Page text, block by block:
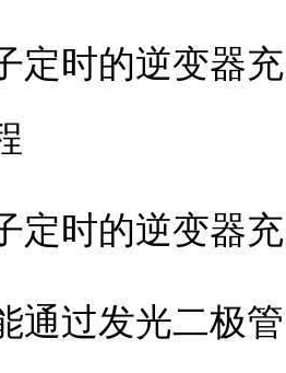
定时的逆变器
定时的逆变器
通过发光二极